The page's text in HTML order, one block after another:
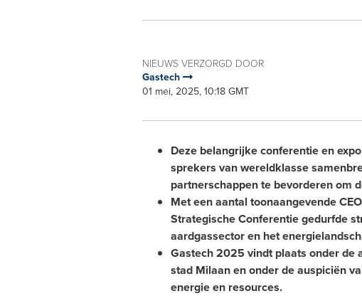
NIEUWS VERZORGD DOOR
Gastech
01 mei, 2025, 10:18 GMT
Deze belangrijke conferentie en
sprekers van wereldklasse
partnerschappen te bevorderen om
Met een aantal toonaangevende
Strategische Conferentie gedurfde
aardgassector en het
Gastech 2025 vindt plaats onder de
stad Milaan en onder de auspiciën
energie en resources.